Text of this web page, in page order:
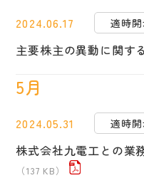
2024.06.17 適時
主要株主の異動に関す
5月
2024.05.31 適時
株式会社九電工との業
（137 KB）